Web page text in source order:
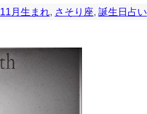
11月生まれ, さそり座, 誕生日占い